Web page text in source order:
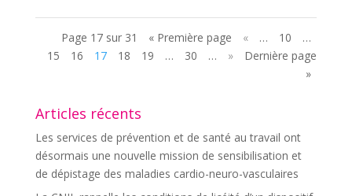
Page 17 sur 31 « Première page « … 10
…
15
16 17 18 19 … 30 … »
Dernière page
»
Articles récents
Les services de prévention et de santé au travail ont
désormais une nouvelle mission de sensibilisation et
de dépistage des maladies cardio-neuro-vasculaires